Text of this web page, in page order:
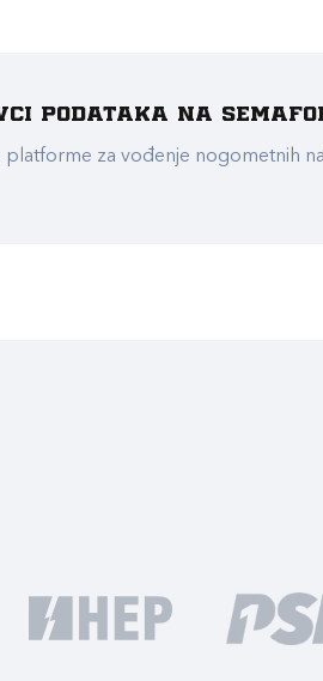
podataka na
za vođenje nogometnih